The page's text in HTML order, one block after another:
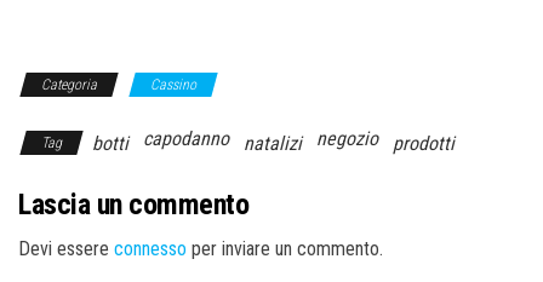
Categoria Cassino
Tag botti capodanno natalizi negozio prodotti
Lascia un commento
Devi essere connesso per inviare un commento.